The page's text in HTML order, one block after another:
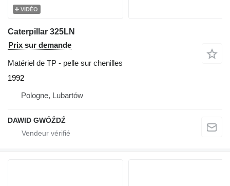
VIDÉO
Caterpillar 325LN
Prix sur demande
Matériel de TP - pelle sur chenilles
1992
Pologne, Lubartów
DAWID GWÓŹDŹ